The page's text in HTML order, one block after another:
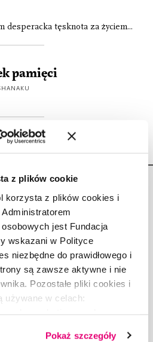
z plików cookie
korzysta z plików cookies i
jest Fundacja
wskazani w Polityce
niezbędne do prawidłowego i
są zawsze aktywne i nie
Pozostałe pliki cookies i
używane w celach:
Pokaż szczegóły
desperacka tęsknota za życiem...
pamięci
„PIŚMIE”